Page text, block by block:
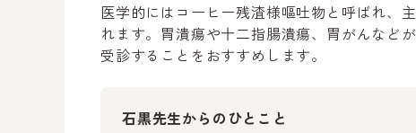
医学的にはコーヒー残渣様嘔吐物と呼ばれ、
れます。胃潰瘍や十二指腸潰瘍、胃がんなど
受診することをおすすめします。
石黒先生からのひとこと